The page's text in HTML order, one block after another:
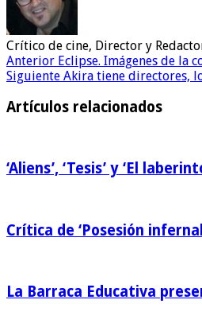
Crítico de cine, Director y
Anterior Eclipse. Imágenes de la
Siguiente Akira tiene directores,
Artículos relacionados
‘Aliens’, ‘Tesis’ y ‘El
Crítica de ‘Posesión
La Barraca Educativa